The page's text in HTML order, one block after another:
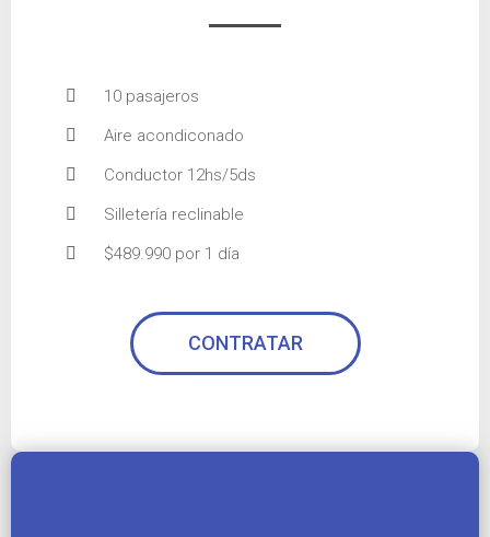
10 pasajeros
Aire acondiconado
Conductor 12hs/5ds
Silletería reclinable
$489.990 por 1 día
CONTRATAR